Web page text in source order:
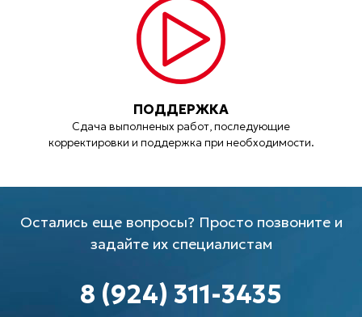
ПОДДЕРЖКА
Сдача выполненых работ, последующие
корректировки и поддержка при необходимости.
Остались еще вопросы? Просто позвоните и
задайте их специалистам
8 (924) 311-3435